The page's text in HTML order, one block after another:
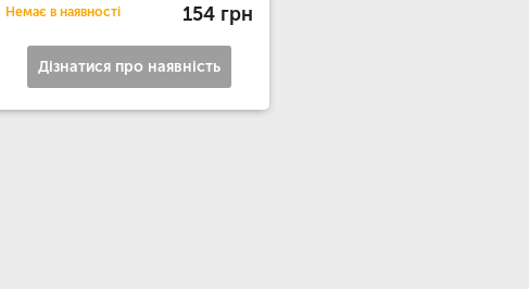
Немає в наявності 154 грн
Дізнатися про наявність